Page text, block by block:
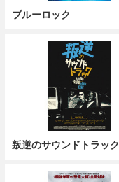
ブルーロック
叛逆のサウンドトラック